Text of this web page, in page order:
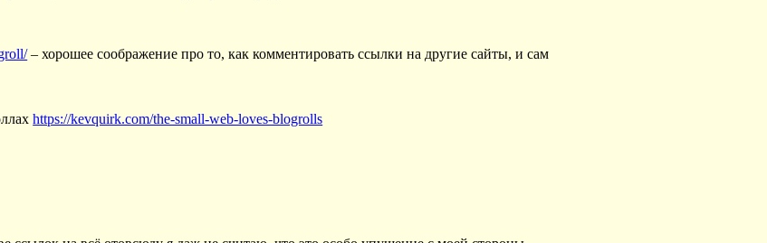
– хорошее соображение про то, как комментировать ссылки на другие сайты, и сам
https://kevquirk.com/the-small-web-loves-blogrolls